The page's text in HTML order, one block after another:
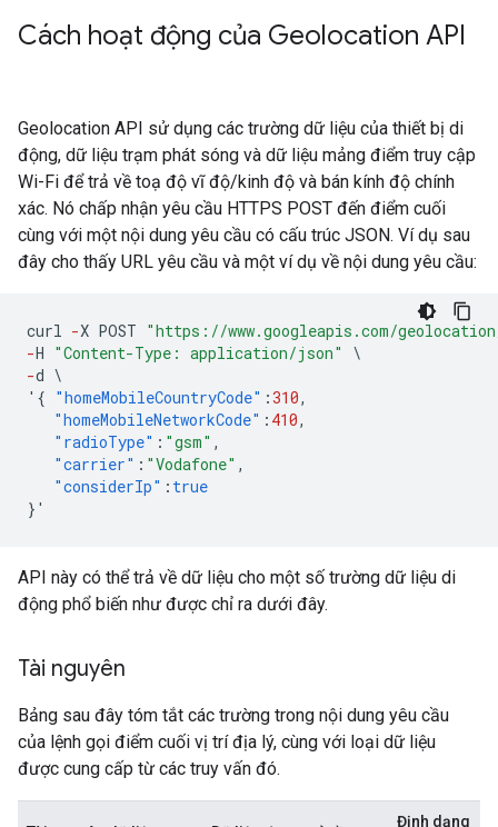
Cách hoạt động của Geolocation API
Geolocation API sử dụng các trường dữ liệu của thiết bị di
động, dữ liệu trạm phát sóng và dữ liệu mảng điểm truy cập
Wi-Fi để trả về toạ độ vĩ độ/kinh độ và bán kính độ chính
xác. Nó chấp nhận yêu cầu HTTPS POST đến điểm cuối
cùng với một nội dung yêu cầu có cấu trúc JSON. Ví dụ sau
đây cho thấy URL yêu cầu và một ví dụ về nội dung yêu cầu:
curl -X POST "https://www.googleapis.com/
-H "Content-Type: application/json"
\
-d \
' { "homeMobileCountryCode" :310,
"homeMobileNetworkCode" : 410,
"radioType" : "gsm" ,
"carrier" : "Vodafone" ,
"considerIp" : true
} '
API này có thể trả về dữ liệu cho một số trường dữ liệu di
động phổ biến như được chỉ ra dưới đây.
Tài nguyên
Bảng sau đây tóm tắt các trường trong nội dung yêu cầu
của lệnh gọi điểm cuối vị trí địa lý, cùng với loại dữ liệu
được cung cấp từ các truy vấn đó.
Định dạng